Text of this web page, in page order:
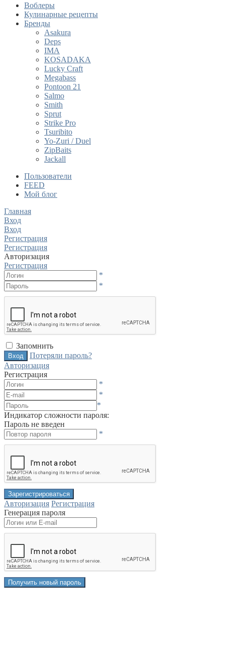
Воблеры
Кулинарные рецепты
Бренды
Asakura
Deps
IMA
KOSADAKA
Lucky Craft
Megabass
Pontoon 21
Salmo
Smith
Sprut
Strike Pro
Tsuribito
Yo-Zuri / Duel
ZipBaits
Jackall
Пользователи
FEED
Мой блог
Главная
Вход
Вход
Регистрация
Регистрация
Авторизация
Регистрация
*
*
Запомнить
Потеряли пароль?
Авторизация
Регистрация
*
*
*
Индикатор сложности пароля:
Пароль не введен
*
Авторизация Регистрация
Генерация пароля